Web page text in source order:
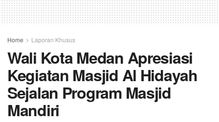
Home Laporan Khusus
Wali Kota Medan Apresiasi
Kegiatan Masjid Al Hidayah
Sejalan Program Masjid
Mandiri